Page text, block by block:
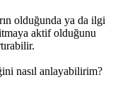
olduğunda ya da ilgi
aktif olduğunu
nasıl anlayabilirim?